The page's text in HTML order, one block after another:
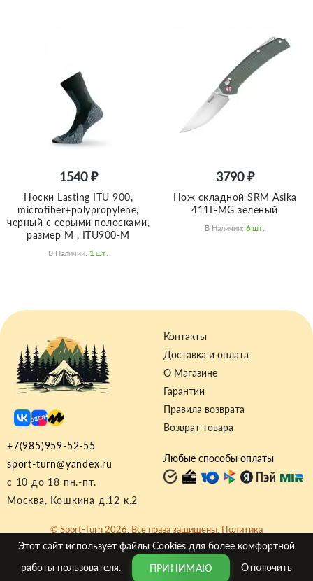
1540 ₽
Носки Lasting ITU 900,
microfiber+polypropylene,
черный с серыми полосками,
размер M , ITU900-M
В Наличии: 1 Шт.
3790 ₽
Нож складной SRM Asika
411L-MG зеленый
В Наличии: 6 Шт.
Контакты
Доставка и оплата
О Магазине
Гарантии
Правила возврата
Возврат товара
+7(985)959-52-55
sport-turn@yandex.ru
с 10 до 18 пн.-пт.
Москва, Кошкина д.12 к.2
Любые способы оплаты
© Sport-Turn 2026. Все права защищены. Политика
Конфиденциальности|Договор-оферта
Этот сайт использует файлы Cookies для более комфортной
работы пользователя.
ПРИНИМАЮ Отключить